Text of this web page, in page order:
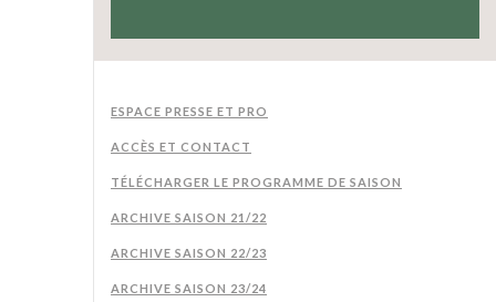
ESPACE PRESSE ET PRO
ACCÈS ET CONTACT
TÉLÉCHARGER LE PROGRAMME DE SAISON
ARCHIVE SAISON 21/22
ARCHIVE SAISON 22/23
ARCHIVE SAISON 23/24